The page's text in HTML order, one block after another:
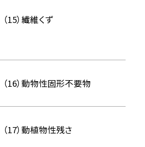
（15）繊維くず
（16）動物性固形不要物
（17）動植物性残さ